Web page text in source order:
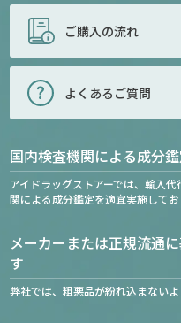
ご購入の流れ
よくあるご質問
国内検査機関による成分
アイドラッグストアーでは、輸入
関による成分鑑定を適宜実施してお
メーカーまたは正規流通
す
弊社では、粗悪品が紛れ込まない